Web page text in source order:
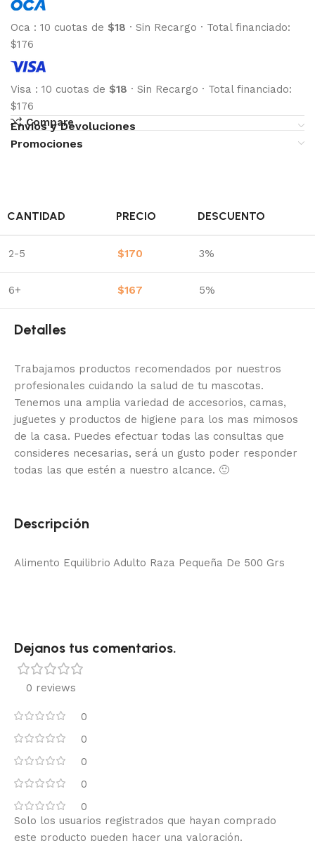
Oca : 10 cuotas de $18 · Sin Recargo · Total financiado:
$176
Visa : 10 cuotas de $18 · Sin Recargo · Total financiado:
$176
Compare
Envíos y Devoluciones
Promociones
CANTIDAD PRECIO DESCUENTO
2-5 $170 3%
6+ $167 5%
Detalles
Trabajamos productos recomendados por nuestros
profesionales cuidando la salud de tu mascotas.
Tenemos una amplia variedad de accesorios, camas,
juguetes y productos de higiene para los mas mimosos
de la casa. Puedes efectuar todas las consultas que
consideres necesarias, será un gusto poder responder
todas las que estén a nuestro alcance. 🙂
Descripción
Alimento Equilibrio Adulto Raza Pequeña De 500 Grs
Dejanos tus comentarios.
0 reviews
0
0
0
0
0
Solo los usuarios registrados que hayan comprado
este producto pueden hacer una valoración.